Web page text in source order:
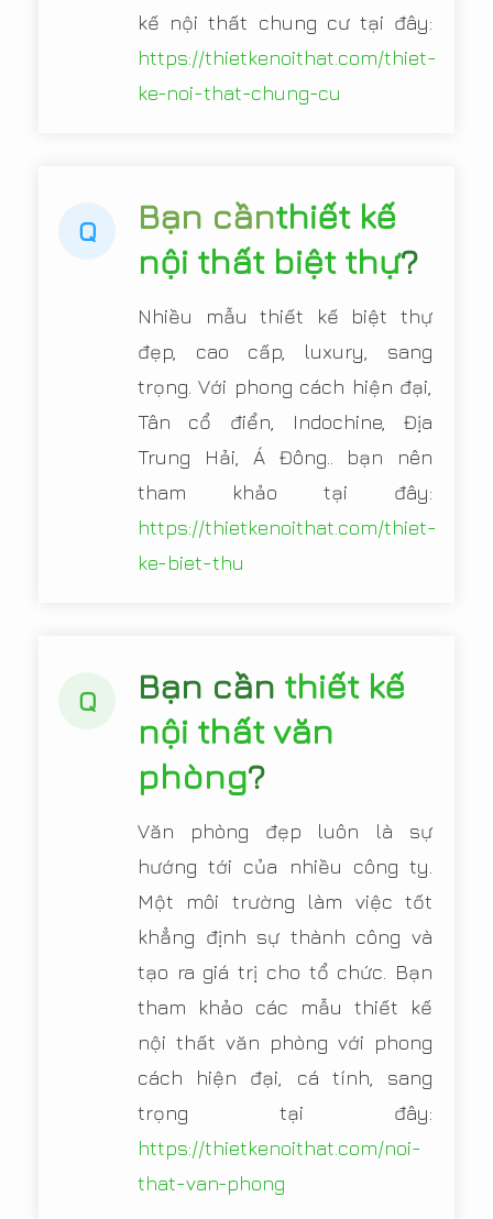
kế nội thất chung cư tại đây:
https://thietkenoithat.com/thiet-
ke-noi-that-chung-cu
Q Bạn cầnthiết kế
nội thất biệt thự?
Nhiều mẫu thiết kế biệt thự
đẹp, cao cấp, luxury, sang
trọng. Với phong cách hiện đại,
Tân cổ điển, Indochine, Địa
Trung Hải, Á Đông.. bạn nên
tham khảo tại đây:
https://thietkenoithat.com/thiet-
ke-biet-thu
Q Bạn cần thiết kế
nội thất văn
phòng?
Văn phòng đẹp luôn là sự
hướng tới của nhiều công ty.
Một môi trường làm việc tốt
khẳng định sự thành công và
tạo ra giá trị cho tổ chức. Bạn
tham khảo các mẫu thiết kế
nội thất văn phòng với phong
cách hiện đại, cá tính, sang
trọng tại đây:
https://thietkenoithat.com/noi-
that-van-phong